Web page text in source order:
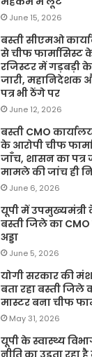
June 15, 2026
बस्ती सीएमओ
से चीफ फार्मासिस्ट
रजिस्टर में गड़बड़ी
जारी, महानिदेशक
पत्र भी ठेंगे पर
June 12, 2026
बस्ती CMO
के आरोपी चीफ
जाँच, शासन का पत्र
मामले की जांच ही
June 6, 2026
यूपी में उपमुख्यमंत्री
बस्ती जिले का
अड्डा
June 5, 2026
योगी सरकार की
बता रहा बस्ती जिले
मास्टर बना चीफ
May 31, 2026
यूपी के स्वास्थ्य
नीति का उड़ता रहा